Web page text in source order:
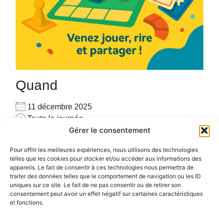
Gérer le consentement
Pour offrir les meilleures expériences, nous utilisons des technologies
telles que les cookies pour stocker et/ou accéder aux informations des
appareils. Le fait de consentir à ces technologies nous permettra de
traiter des données telles que le comportement de navigation ou les ID
uniques sur ce site. Le fait de ne pas consentir ou de retirer son
consentement peut avoir un effet négatif sur certaines caractéristiques
et fonctions.
Quand
11 décembre 2025
Toute la journée
Ajouter au Calendrier
Télécharger ICS
Calendrier Google
06.72.78.97.17
Pour plus d’informations :cliquez ici